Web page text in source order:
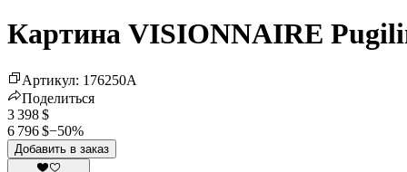
Картина VISIONNAIRE
Артикул: 176250A
Поделиться
3 398 $
6 796 $−50%
Добавить в заказ